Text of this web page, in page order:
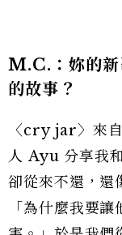
M.C.：妳的
的故事？
〈cry jar〉來
人 Ayu 分享我
卻從來不還，
「為什麼我要